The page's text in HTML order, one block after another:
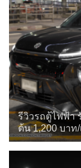
รีวิวรถตู้ไฟฟ้า
ต้น 1,200 บาท